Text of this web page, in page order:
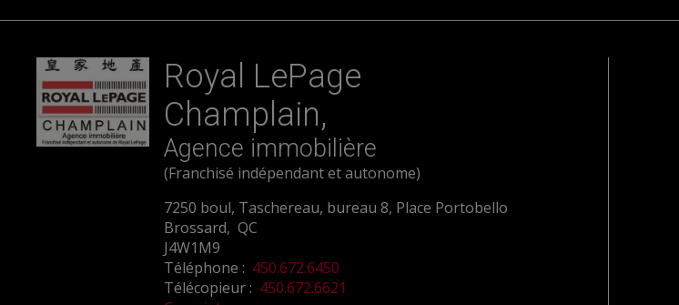
Royal LePage
Champlain,
Agence immobilière
(Franchisé indépendant et autonome)
7250 boul, Taschereau, bureau 8, Place Portobello
Brossard, QC
J4W1M9
Téléphone : 450.672.6450
Télécopieur : 450.672.6621